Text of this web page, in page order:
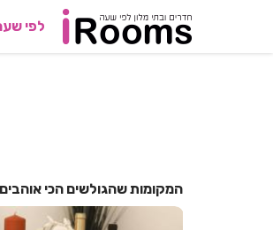
לפי
המקומות שהגולשים הכי אוהבים